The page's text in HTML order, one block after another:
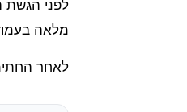
לפני הגשת
מלאה
לאחר